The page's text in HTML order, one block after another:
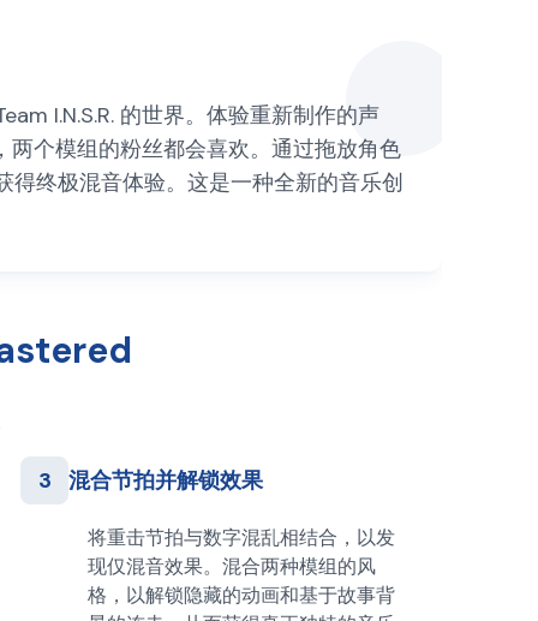
I.N.S.R. 的世界。体验重新制作的声
个模组的粉丝都会喜欢。通过拖放角色
终极混音体验。这是一种全新的音乐创
3 混合节拍并解锁效果
将重击节拍与数字混乱相结合，以发
现仅混音效果。混合两种模组的风
格，以解锁隐藏的动画和基于故事背